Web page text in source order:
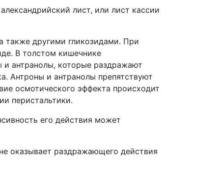
лист, или лист кассии
также другими гликозидами. При
В толстом кишечнике
антранолы, которые раздражают
Антроны и антранолы препятствуют
осмотического эффекта происходит
перистальтики.
его действия может
оказывает раздражающего действия